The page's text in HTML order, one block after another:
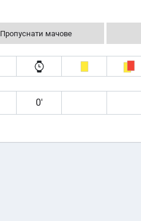
Пропуснати мачове
0′